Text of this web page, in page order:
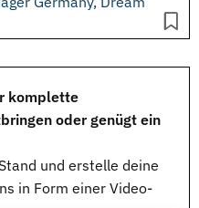
komplette
oder genügt ein
und erstelle deine
in Form einer Video-